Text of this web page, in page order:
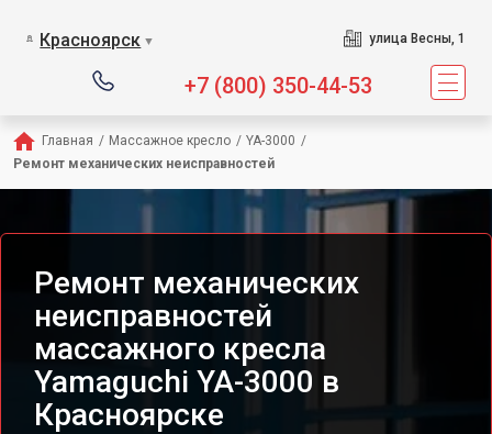
Красноярск ▼ улица Весны, 1
+7 (800) 350-44-53
Главная / Массажное кресло / YA-3000 /
Ремонт механических неисправностей
Ремонт механических
неисправностей
массажного кресла
Yamaguchi YA-3000 в
Красноярске